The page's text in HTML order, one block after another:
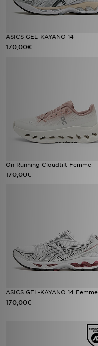
ASICS GEL-KAYANO 14
170,00€
On Running Cloudtilt Femme
170,00€
ASICS GEL-KAYANO 14 Femme
170,00€